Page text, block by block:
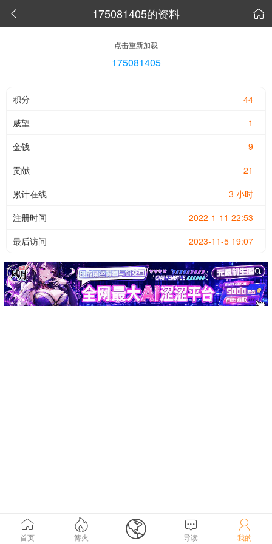
 175081405的资料 
点击重新加载
175081405
44
积分
1
威望
9
金钱
21
贡献
3 小时
累计在线
2022-1-11 22:53
注册时间
2023-11-5 19:07
最后访问

首页

篝火  
导读

我的